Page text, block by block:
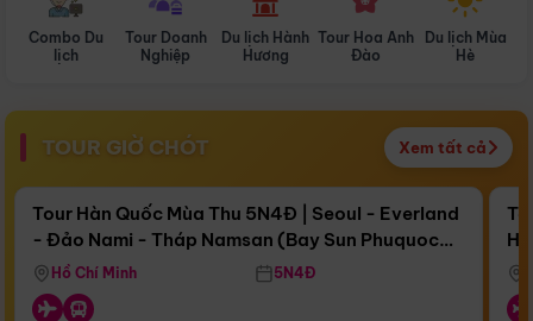
Combo Du
lịch
Tour Doanh
Nghiệp
Du lịch Hành
Hương
Tour Hoa Anh
Đào
Du lịch Mùa
Hè
TOUR GIỜ CHÓT Xem tất cả
Còn16 ngày 21:00:50
Bay Sun Phuquoc Airways
Điểm nổi bật
Tour Hàn Quốc Mùa Thu 5N4Đ | Seoul - Everland
- Đảo Nami - Tháp Namsan (Bay Sun Phuquoc
Airways)
Hồ Chí Minh 5N4Đ